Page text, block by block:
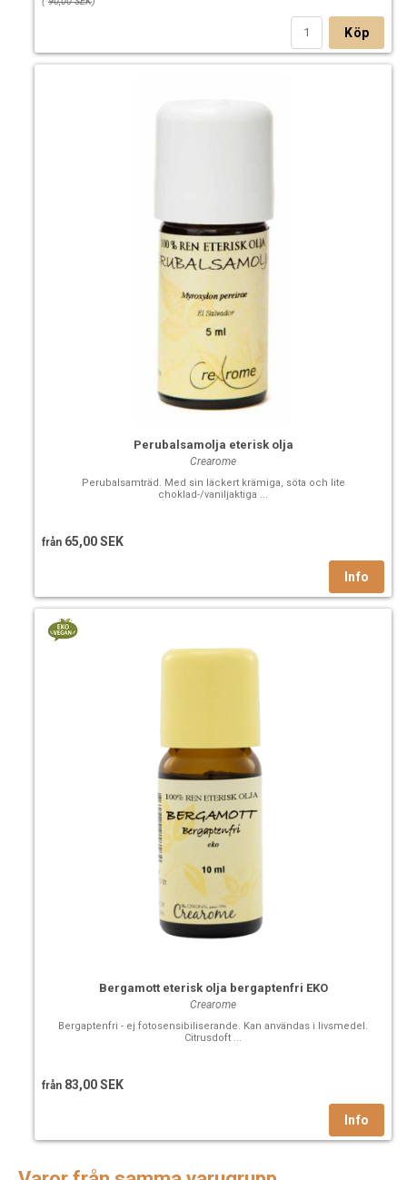
Köp
Perubalsamolja eterisk olja
Crearome
Perubalsamträd. Med sin läckert krämiga, söta och lite
choklad-/vaniljaktiga ...
från 65,00 SEK
Bergamott eterisk olja bergaptenfri EKO
Crearome
Bergaptenfri - ej fotosensibiliserande. Kan användas i livsmedel.
Citrusdoft ...
från 83,00 SEK